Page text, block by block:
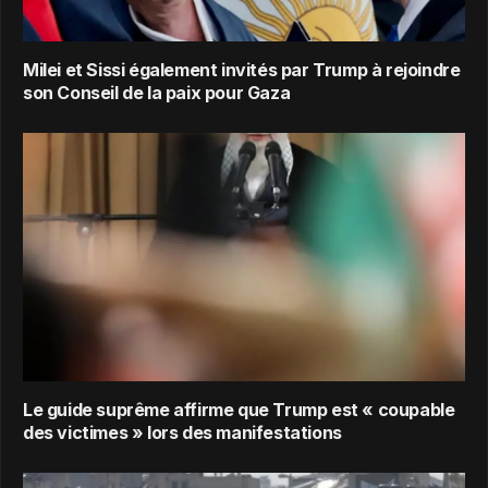
Milei et Sissi également invités par Trump à rejoindre
son Conseil de la paix pour Gaza
Le guide suprême affirme que Trump est « coupable
des victimes » lors des manifestations